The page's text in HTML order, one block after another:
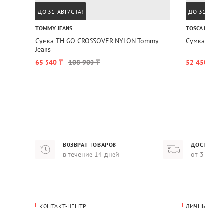
ДО 31 АВГУСТА!
TOMMY JEANS
Сумка TH GO CROSSOVER NYLON Tommy
Jeans
65 340 ₸
108 900 ₸
ДО
TOSCA
Сумка
52
ВОЗВРАТ ТОВАРОВ
в течение 14 дней от
КОНТАКТ-ЦЕНТР